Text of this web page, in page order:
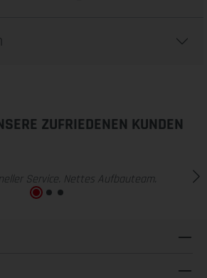
ZUFRIEDENEN KUNDEN
Service. Nettes Aufbauteam.